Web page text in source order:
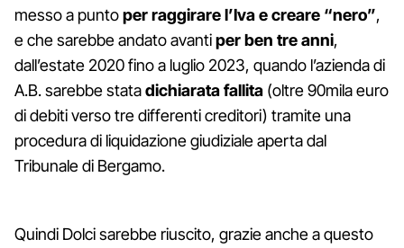
messo a puntoper raggirare l’Iva e creare “nero”,
e che sarebbe andato avantiper ben tre anni,
dall’estate 2020 fino a luglio 2023, quando l’azienda di
A.B. sarebbe statadichiarata fallita (oltre 90mila euro
di debiti verso tre differenti creditori) tramite una
procedura di liquidazione giudiziale aperta dal
Tribunale di Bergamo.
Quindi Dolci sarebbe riuscito, grazie anche a questo